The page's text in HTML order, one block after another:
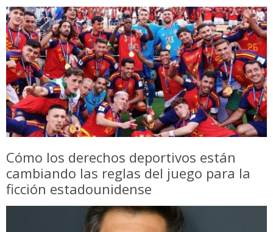
Cómo los derechos deportivos están
cambiando las reglas del juego para la
ficción estadounidense